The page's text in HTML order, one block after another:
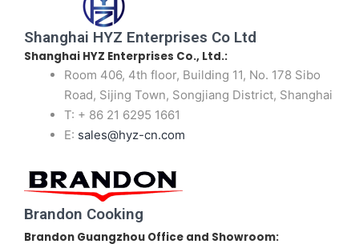
Shanghai HYZ Enterprises Co Ltd
Shanghai HYZ Enterprises Co., Ltd.:
Room 406, 4th floor, Building 11, No. 178 Sibo
Road, Sijing Town, Songjiang District, Shanghai
T: + 86 21 6295 1661
E: sales@hyz-cn.com
Brandon Cooking
Brandon Guangzhou Office and Showroom: